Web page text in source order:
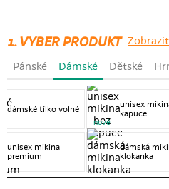
1. VYBER PRODUKT
Pánské Dámské Dětské
dámské tílko volné
unisex mikina
premium
unisex
kapuce
nové
dámská
klokanka